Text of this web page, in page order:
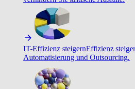
IT-Effizienz steigernEffizienz
Automatisierung und Outsourcing.